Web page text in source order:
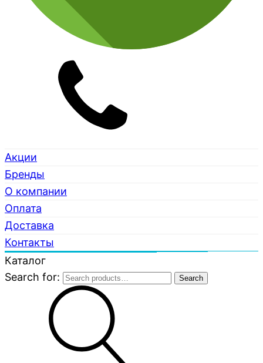
Акции
Бренды
О компании
Оплата
Доставка
Контакты
Каталог
Search for:
Search